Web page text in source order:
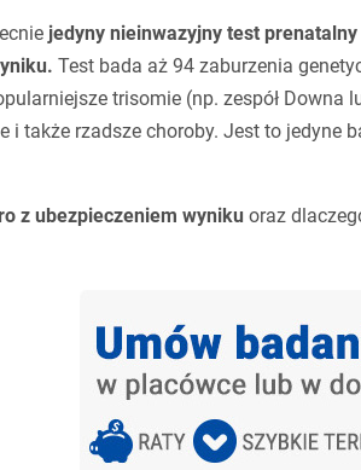
jedyny nieinwazyjny test prenatalny
Test bada aż 94 zaburzenia
trisomie (np. zespół Downa
i także rzadsze choroby. Jest to jedyne
z ubezpieczeniem wyniku oraz